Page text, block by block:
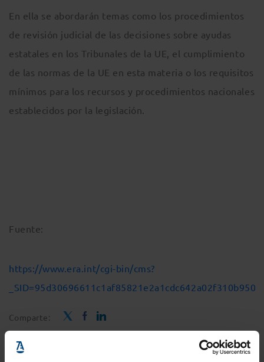
En ella se abordarán temas como los procedimientos
de revisión judicial de las decisiones sobre ayudas
estatales en los Tribunales de la UE, el cumplimiento
de las normas de la UE en esta materia o los requisitos
mínimos para los recursos y procedimientos nacionales
establecidos por la legislación.
Fuente:
https://www.era.int/cgi-bin/cms?
Comparte: